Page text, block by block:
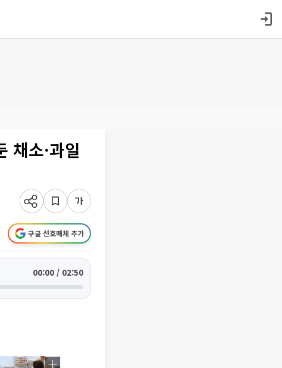
채소·과일
구글 선호매체 추가
00:00 / 02:50